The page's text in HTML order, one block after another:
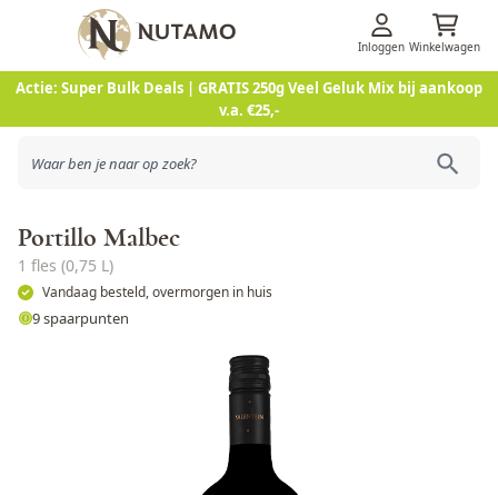
Actie: Super Bulk Deals | GRATIS 250g Veel Geluk Mix bij aankoop
v.a. €25,-
Ga naar de inhoud
Inloggen Winkelwagen
Portillo Malbec
1 fles (0,75 L)
Vandaag besteld, overmorgen in huis
9 spaarpunten